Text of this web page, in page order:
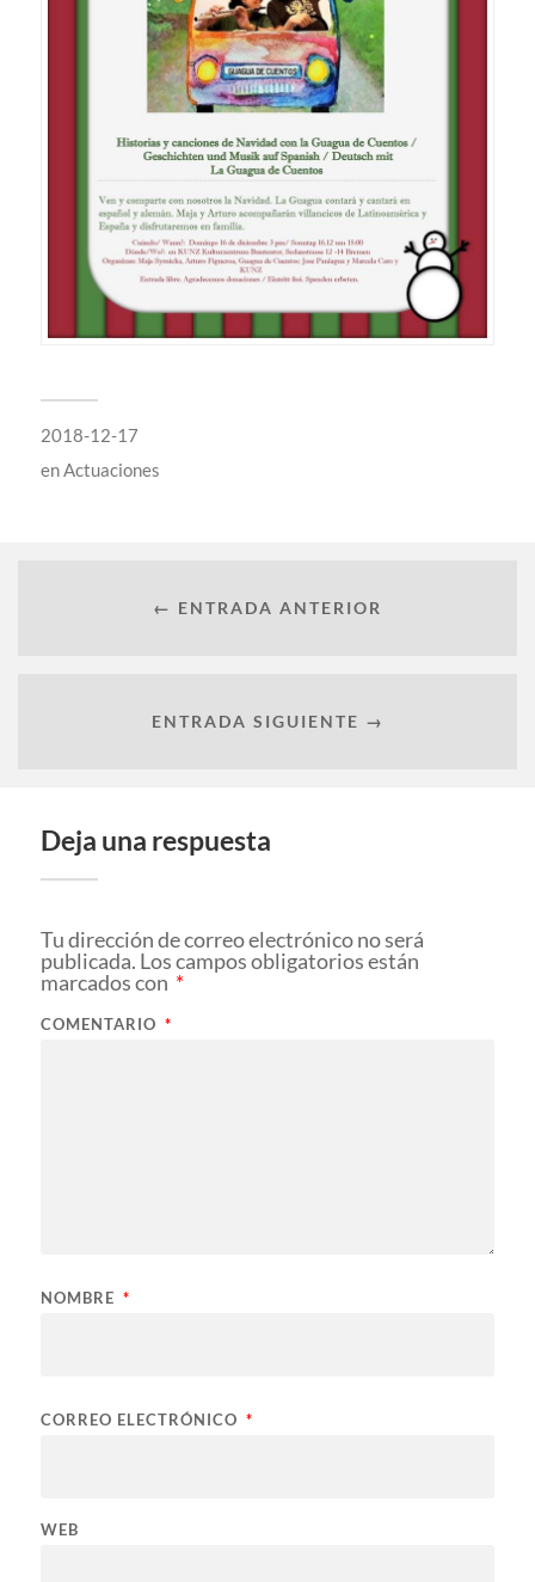
2018-12-17
enActuaciones
← ENTRADA ANTERIOR
ENTRADA SIGUIENTE →
Deja una respuesta
Tu dirección de correo electrónico no será
publicada. Los campos obligatorios están
marcados con *
COMENTARIO *
NOMBRE *
CORREO ELECTRÓNICO *
WEB